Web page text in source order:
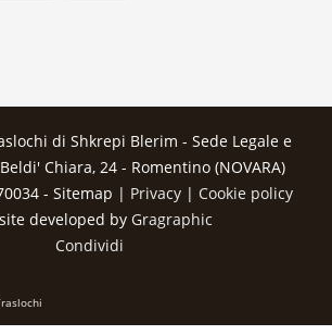
di Shkrepi Blerim - Sede Legale e
Chiara, 24 - Romentino (NOVARA)
- Sitemap | Privacy | Cookie policy
developed by Gragraphic
Condividi